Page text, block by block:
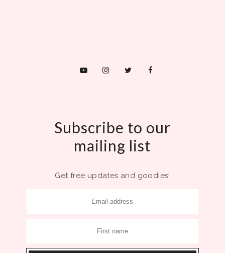
Subscribe to our
mailing list
Get free updates and goodies!